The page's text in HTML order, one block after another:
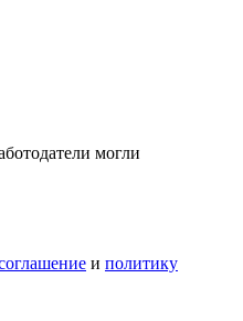
могли
и политику